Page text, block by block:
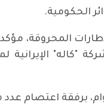
الحكومية.
المحروقة،
الإيرانية
برفقة اعتصام عدد